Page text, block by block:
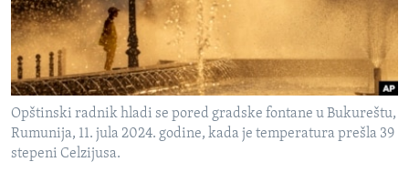
MAGAZIN
O GLASU AMERIKE
Learning English
PRATITE NAS
Opštinski radnik hladi se pored gradske fontane u Bukureštu,
Rumunija, 11. jula 2024. godine, kada je temperatura prešla 39
stepeni Celzijusa.